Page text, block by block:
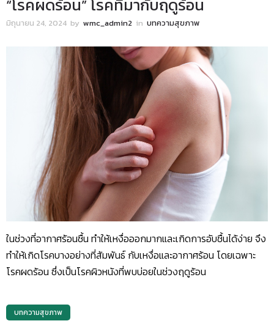
“โรคผดร้อน” โรคที่มากับฤดูร้อน
มิถุนายน 24, 2024 by wmc_admin2 in บทความสุขภาพ
ในช่วงที่อากาศร้อนชื้น ทำให้เหงื่อออกมากและเกิดการอับชื้นได้ง่าย จึง
ทำให้เกิดโรคบางอย่างที่สัมพันธ์ กับเหงื่อและอากาศร้อน โดยเฉพาะ
โรคผดร้อน ซึ่งเป็นโรคผิวหนังที่พบบ่อยในช่วงฤดูร้อน
บทความสุขภาพ